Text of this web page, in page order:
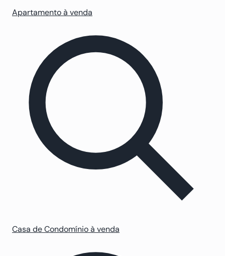
Apartamento à venda
Casa de Condomínio à venda